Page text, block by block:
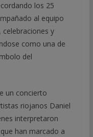
los 25
al equipo
celebraciones y
como una de
del
un concierto
riojanos Daniel
interpretaron
han marcado a